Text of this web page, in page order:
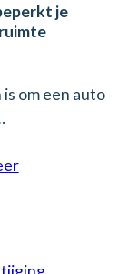
je
om een auto